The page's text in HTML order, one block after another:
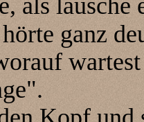
als lausche
ganz